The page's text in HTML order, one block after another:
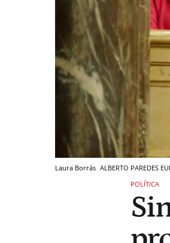
Laura Borràs ALBERTO PAREDES
POLÍTICA